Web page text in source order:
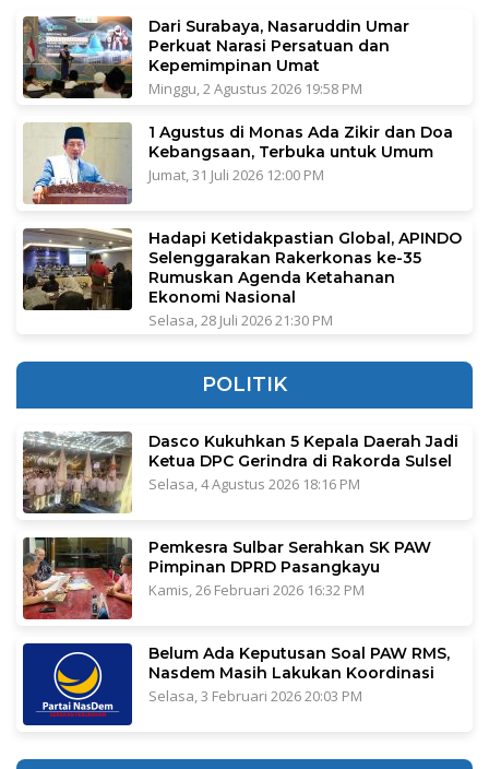
Dari Surabaya, Nasaruddin Umar
Perkuat Narasi Persatuan dan
Kepemimpinan Umat
Minggu, 2 Agustus 2026 19:58 PM
1 Agustus di Monas Ada Zikir dan Doa
Kebangsaan, Terbuka untuk Umum
Jumat, 31 Juli 2026 12:00 PM
Hadapi Ketidakpastian Global, APINDO
Selenggarakan Rakerkonas ke-35
Rumuskan Agenda Ketahanan
Ekonomi Nasional
Selasa, 28 Juli 2026 21:30 PM
POLITIK
Dasco Kukuhkan 5 Kepala Daerah Jadi
Ketua DPC Gerindra di Rakorda Sulsel
Selasa, 4 Agustus 2026 18:16 PM
Pemkesra Sulbar Serahkan SK PAW
Pimpinan DPRD Pasangkayu
Kamis, 26 Februari 2026 16:32 PM
Belum Ada Keputusan Soal PAW RMS,
Nasdem Masih Lakukan Koordinasi
Selasa, 3 Februari 2026 20:03 PM